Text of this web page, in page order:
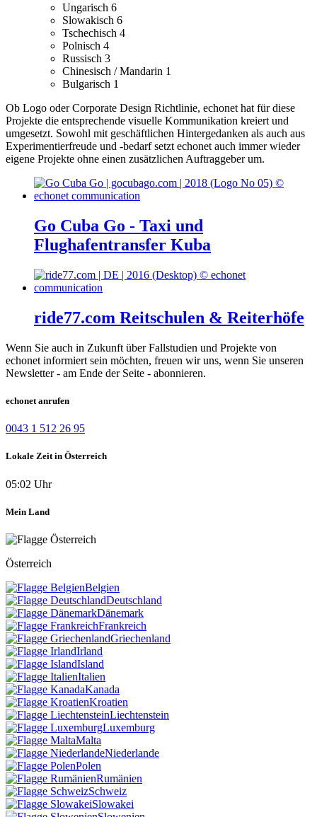
Ungarisch 6
Slowakisch 6
Tschechisch 4
Polnisch 4
Russisch 3
Chinesisch / Mandarin 1
Bulgarisch 1
Ob Logo oder Corporate Design Richtlinie, echonet hat für diese
Projekte die entsprechende visuelle Kommunikation kreiert und
umgesetzt. Sowohl mit geschäftlichen Hintergedanken als auch aus
Experimentierfreude und -bedarf setzt echonet auch immer wieder
eigene Projekte ohne einen zusätzlichen Auftraggeber um.
Go Cuba Go - Taxi und
Flughafentransfer Kuba
ride77.com Reitschulen & Reiterhöfe
Wenn Sie auch in Zukunft über Fallstudien und Projekte von
echonet informiert sein möchten, freuen wir uns, wenn Sie unseren
Newsletter - am Ende der Seite - abonnieren.
echonet anrufen
0043 1 512 26 95
Lokale Zeit in Österreich
05:02 Uhr
Mein Land
Österreich
Belgien
Deutschland
Dänemark
Frankreich
Griechenland
Irland
Island
Italien
Kanada
Kroatien
Liechtenstein
Luxemburg
Malta
Niederlande
Polen
Rumänien
Schweiz
Slowakei